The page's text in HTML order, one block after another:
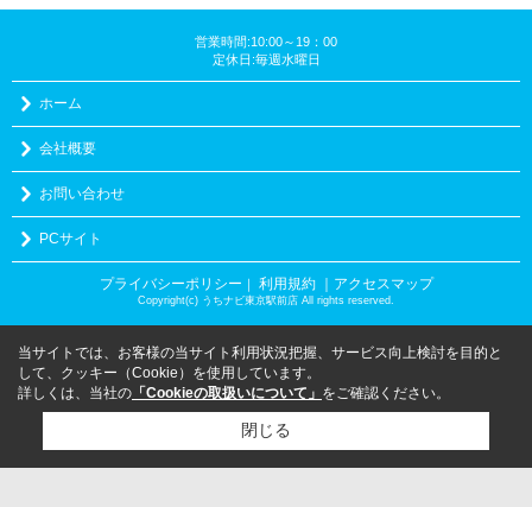
営業時間:10:00～19：00
定休日:毎週水曜日
ホーム
会社概要
お問い合わせ
PCサイト
プライバシーポリシー ｜ 利用規約 ｜アクセスマップ
Copyright(c) うちナビ東京駅前店 All rights reserved.
当サイトでは、お客様の当サイト利用状況把握、サービス向上検討を目的と
して、クッキー（Cookie）を使用しています。
詳しくは、当社の 「Cookieの取扱いについて」 をご確認ください。
閉じる